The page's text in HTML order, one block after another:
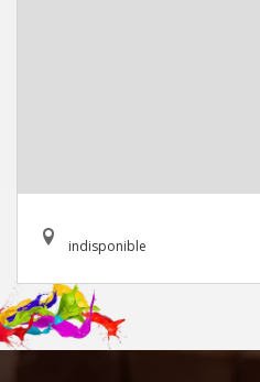
indisponible